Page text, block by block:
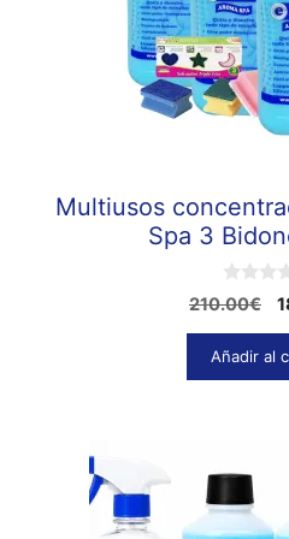
Multiusos
Spa 3
0
d
e
5
210.00€
Añadir al